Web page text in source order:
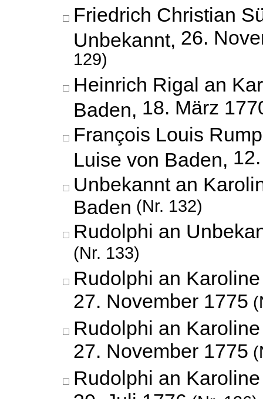
Friedrich Christian
Unbekannt, 26.
129)
Heinrich Rigal an
Baden, 18. März
François Louis
Luise von Baden,
Unbekannt an
Baden (Nr. 132)
Rudolphi an
(Nr. 133)
Rudolphi an
27. November 1775
Rudolphi an
27. November 1775
Rudolphi an